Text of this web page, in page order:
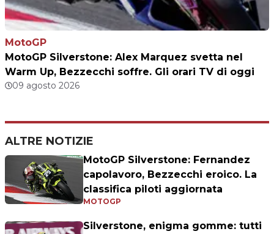
MotoGP
MotoGP Silverstone: Alex Marquez svetta nel
Warm Up, Bezzecchi soffre. Gli orari TV di oggi
09 agosto 2026
ALTRE NOTIZIE
MotoGP Silverstone: Fernandez
capolavoro, Bezzecchi eroico. La
classifica piloti aggiornata
MOTOGP
Silverstone, enigma gomme: tutti